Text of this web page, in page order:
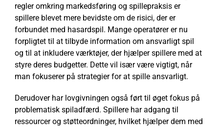
regler omkring markedsføring og spillepraksis er
spillere blevet mere bevidste om de risici, der er
forbundet med hasardspil. Mange operatører er nu
forpligtet til at tilbyde information om ansvarligt spil
og til at inkludere værktøjer, der hjælper spillere med at
styre deres budgetter. Dette vil især være vigtigt, når
man fokuserer på strategier for at spille ansvarligt.
Derudover har lovgivningen også ført til øget fokus på
problematisk spiladfærd. Spillere har adgang til
ressourcer og støtteordninger, hvilket hjælper dem med